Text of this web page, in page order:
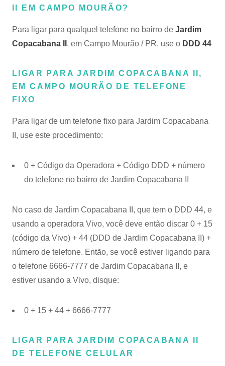
II EM CAMPO MOURÃO?
Para ligar para qualquel telefone no bairro de Jardim
Copacabana II , em Campo Mourão / PR, use o DDD 44
LIGAR PARA JARDIM COPACABANA II,
EM CAMPO MOURÃO DE TELEFONE
FIXO
Para ligar de um telefone fixo para Jardim Copacabana
II, use este procedimento:
0 + Código da Operadora + Código DDD + número
do telefone no bairro de Jardim Copacabana II
No caso de Jardim Copacabana II, que tem o DDD 44, e
usando a operadora Vivo, você deve então discar 0 + 15
(código da Vivo) + 44 (DDD de Jardim Copacabana II) +
número de telefone. Então, se você estiver ligando para
o telefone 6666-7777 de Jardim Copacabana II, e
estiver usando a Vivo, disque:
0 + 15 + 44 + 6666-7777
LIGAR PARA JARDIM COPACABANA II
DE TELEFONE CELULAR